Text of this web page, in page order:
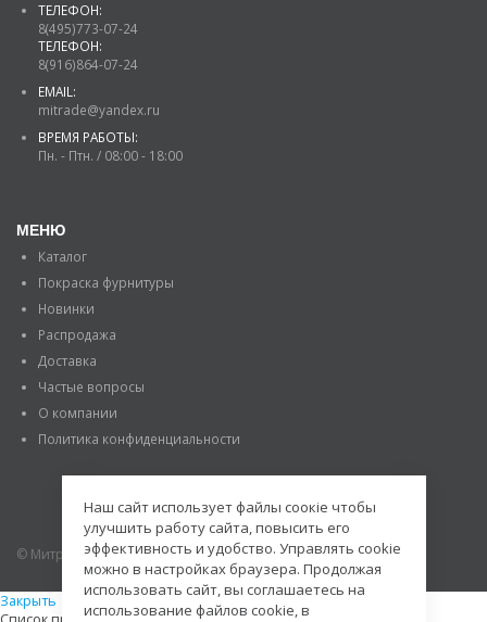
ТЕЛЕФОН:
8(495)773-07-24
ТЕЛЕФОН:
8(916)864-07-24
EMAIL:
mitrade@yandex.ru
ВРЕМЯ РАБОТЫ:
Пн. - Птн. / 08:00 - 18:00
МЕНЮ
Каталог
Покраска фурнитуры
Новинки
Распродажа
Доставка
Частые вопросы
О компании
Политика конфиденциальности
© Митраде. 2020. Все права защищены.
Закрыть
Наш сайт использует файлы соокіе чтобы
улучшить работу сайта, повысить его
эффективность и удобство. Управлять cookie
можно в настройках браузера. Продолжая
использовать сайт, вы соглашаетесь на
использование файлов cookie, в